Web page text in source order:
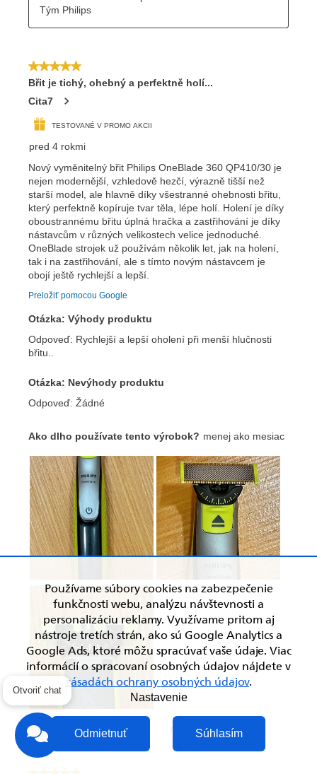
Používame súbory cookies na zabezpečenie
funkčnosti webu, analýzu návštevnosti a
personalizáciu reklamy. Využívame pritom aj
nástroje tretích strán, ako sú Google Analytics a
Google Ads, ktoré môžu spracúvať vaše údaje. Viac
informácií o spracovaní osobných údajov nájdete v
zásadách ochrany osobných údajov.
Nastavenie
Odmietnuť Súhlasím
Otvoriť chat